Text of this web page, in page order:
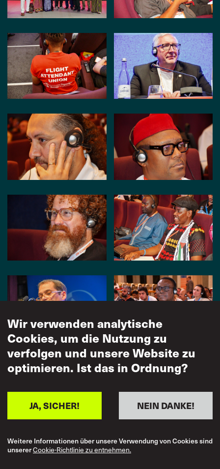
Wir verwenden analytische
Cookies, um die Nutzung zu
verfolgen und unsere Website zu
optimieren. Ist das in Ordnung?
NEIN DANKE!
JA, SICHER!
Weitere Informationen über unsere Verwendung von Cookies sind
unsererCookie-Richtlinie zu entnehmen.